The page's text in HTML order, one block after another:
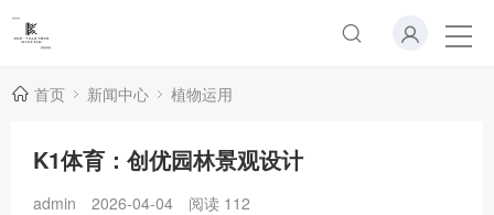
首页 新闻中心 植物运用
K1体育：创优园林景观设计
admin 2026-04-04 阅读 112